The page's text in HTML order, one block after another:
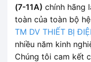
(7-11A) chính hãng
toàn của toàn bộ
TM DV THIẾT BỊ
nhiều năm kinh
Chúng tôi cam kết